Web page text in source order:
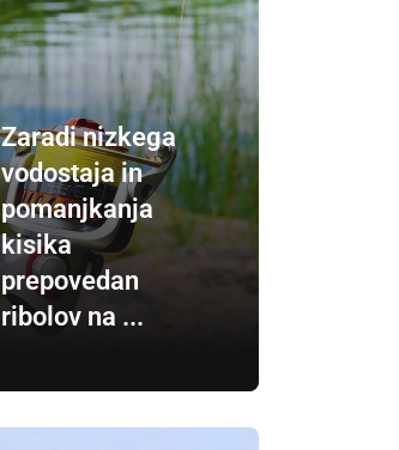
Zaradi nizkega
vodostaja in
pomanjkanja
kisika
prepovedan
ribolov na ...